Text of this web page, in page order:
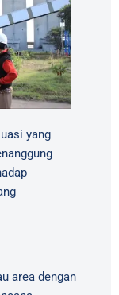
yang
area dengan